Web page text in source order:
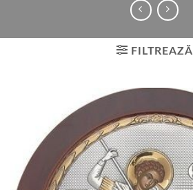
FILTREAZĂ